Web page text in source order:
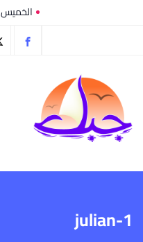
الخميس 2026-08-06
julian-1